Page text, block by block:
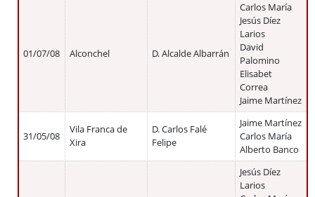
01/07/08 Alconchel D. Alcalde Albarrán
Carlos María
Jesús Díez
Larios
David
Palomino
Elisabet
Correa
Jaime Martínez
31/05/08
Vila Franca de
Xira
D. Carlos Falé
Felipe
Jaime Martínez
Carlos María
Alberto Banco
Jesús Díez
Larios